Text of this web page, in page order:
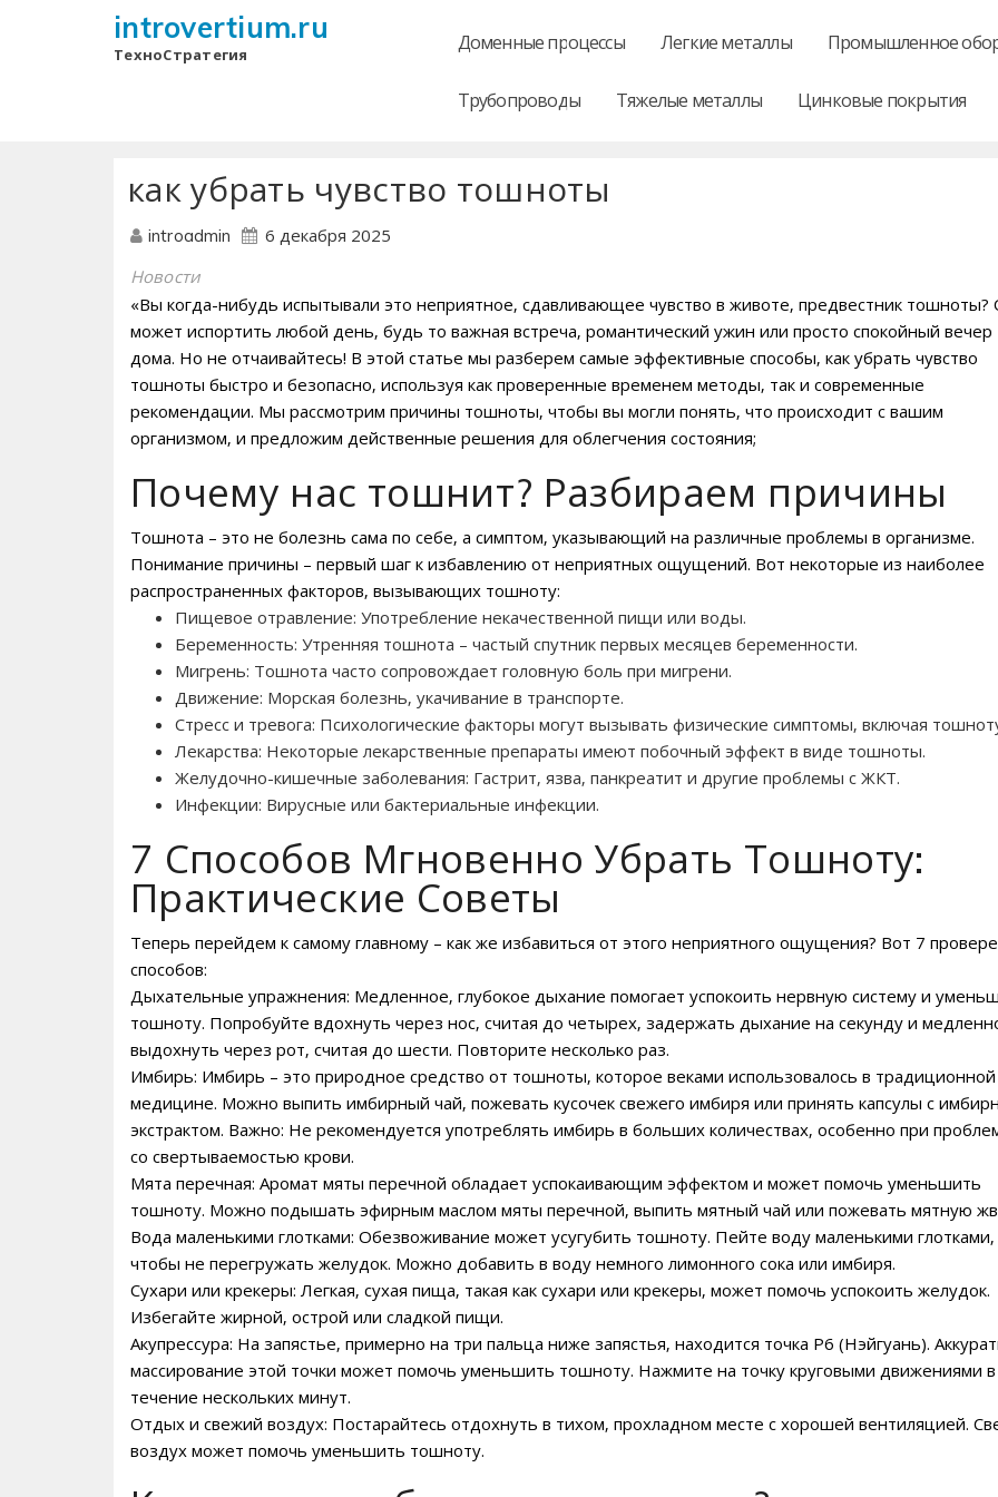
introvertium.ru
ТехноСтратегия
Доменные процессы Легкие металлы Промышленное
Трубопроводы Тяжелые металлы Цинковые покрытия
как убрать чувство тошноты
introadmin 6 декабря 2025
Новости
«Вы когда-нибудь испытывали это неприятное‚ сдавливающее чувство в животе‚ предвестник тошноты?
может испортить любой день‚ будь то важная встреча‚ романтический ужин или просто спокойный вечер
дома. Но не отчаивайтесь! В этой статье мы разберем самые эффективные способы‚ как убрать чувство
тошноты быстро и безопасно‚ используя как проверенные временем методы‚ так и современные
рекомендации. Мы рассмотрим причины тошноты‚ чтобы вы могли понять‚ что происходит с вашим
организмом‚ и предложим действенные решения для облегчения состояния;
Почему нас тошнит? Разбираем причины
Тошнота – это не болезнь сама по себе‚ а симптом‚ указывающий на различные проблемы в организме.
Понимание причины – первый шаг к избавлению от неприятных ощущений. Вот некоторые из наиболее
распространенных факторов‚ вызывающих тошноту:
Пищевое отравление: Употребление некачественной пищи или воды.
Беременность: Утренняя тошнота – частый спутник первых месяцев беременности.
Мигрень: Тошнота часто сопровождает головную боль при мигрени.
Движение: Морская болезнь‚ укачивание в транспорте.
Стресс и тревога: Психологические факторы могут вызывать физические симптомы‚ включая
Лекарства: Некоторые лекарственные препараты имеют побочный эффект в виде тошноты.
Желудочно-кишечные заболевания: Гастрит‚ язва‚ панкреатит и другие проблемы с ЖКТ.
Инфекции: Вирусные или бактериальные инфекции.
7 Способов Мгновенно Убрать Тошноту:
Практические Советы
Теперь перейдем к самому главному – как же избавиться от этого неприятного ощущения? Вот 7
способов:
Дыхательные упражнения: Медленное‚ глубокое дыхание помогает успокоить нервную систему и
тошноту. Попробуйте вдохнуть через нос‚ считая до четырех‚ задержать дыхание на секунду и
выдохнуть через рот‚ считая до шести. Повторите несколько раз.
Имбирь: Имбирь – это природное средство от тошноты‚ которое веками использовалось в традиционной
медицине. Можно выпить имбирный чай‚ пожевать кусочек свежего имбиря или принять капсулы с
экстрактом. Важно: Не рекомендуется употреблять имбирь в больших количествах‚ особенно при
со свертываемостью крови.
Мята перечная: Аромат мяты перечной обладает успокаивающим эффектом и может помочь уменьшить
тошноту. Можно подышать эфирным маслом мяты перечной‚ выпить мятный чай или пожевать мятную
Вода маленькими глотками: Обезвоживание может усугубить тошноту. Пейте воду маленькими глотками‚
чтобы не перегружать желудок. Можно добавить в воду немного лимонного сока или имбиря.
Сухари или крекеры: Легкая‚ сухая пища‚ такая как сухари или крекеры‚ может помочь успокоить желудок.
Избегайте жирной‚ острой или сладкой пищи.
Акупрессура: На запястье‚ примерно на три пальца ниже запястья‚ находится точка P6 (Нэйгуань).
массирование этой точки может помочь уменьшить тошноту. Нажмите на точку круговыми движениями в
течение нескольких минут.
Отдых и свежий воздух: Постарайтесь отдохнуть в тихом‚ прохладном месте с хорошей вентиляцией.
воздух может помочь уменьшить тошноту.